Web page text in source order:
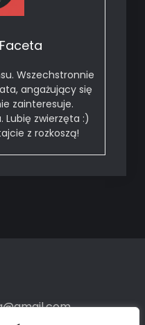
Wszechstronnie
angażujący się
zainteresuje.
Lubię zwierzęta :)
z rozkoszą!